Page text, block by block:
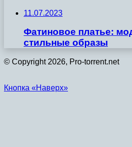
11.07.2023
Фатиновое платье:
стильные образы
© Copyright 2026, Pro-torrent.net
Кнопка «Наверх»